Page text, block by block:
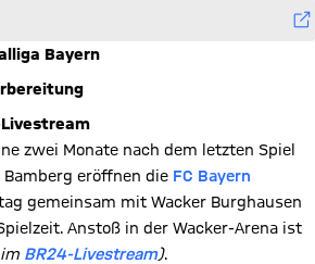
Bayern
zwei Monate nach dem letzten Spiel
eröffnen die FC Bayern
gemeinsam mit Wacker Burghausen
Anstoß in der Wacker-Arena ist
BR24-Livestream).